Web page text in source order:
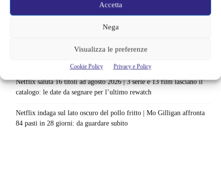
Accetta
Nega
Visualizza le preferenze
Cookie Policy Privacy e Policy
scenario: una nuova sfida senza via di fuga
Sony ferma i film sui personaggi di Spider-Man, nessun nuovo
Netflix saluta 16 titoli ad agosto 2026 | 3 serie e 13 film lasciano il
catalogo: le date da segnare per l’ultimo rewatch
Netflix indaga sul lato oscuro del pollo fritto | Mo Gilligan affronta
84 pasti in 28 giorni: da guardare subito